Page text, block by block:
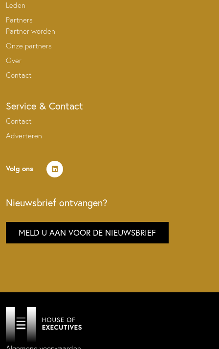
Leden
Partners
Partner worden
Onze partners
Over
Contact
Service & Contact
Contact
Adverteren
Volg ons
Nieuwsbrief ontvangen?
MELD U AAN VOOR DE NIEUWSBRIEF